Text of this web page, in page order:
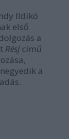
Ildikó
első
a
RésJ című
a